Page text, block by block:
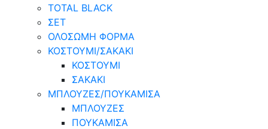
TOTAL BLACK
ΣΕΤ
ΟΛΟΣΩΜΗ ΦΟΡΜΑ
ΚΟΣΤΟΥΜΙ/ΣΑΚΑΚΙ
ΚΟΣΤΟΥΜΙ
ΣΑΚΑΚΙ
ΜΠΛΟΥΖΕΣ/ΠΟΥΚΑΜΙΣΑ
ΜΠΛΟΥΖΕΣ
ΠΟΥΚΑΜΙΣΑ